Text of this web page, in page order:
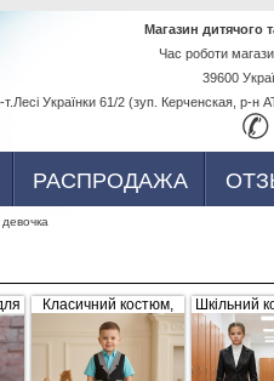
Перейти к
основному
РАСПРОДАЖА
Магазин дитячого
Час роботи
39600
т.Лесі Українки 61/2 (зуп. Керченская, р-н
✆
Класичний костюм,
чорний з сіро-білими
вставками (жилетка +
штани)
Шкільний